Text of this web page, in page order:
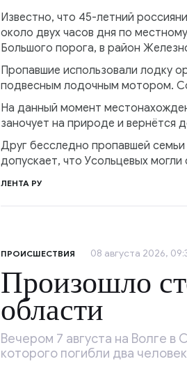
Известно, что 45-летний
около двух часов дня по
Большого порога, в район
Пропавшие использовали лодку
подвесным лодочным мотором.
На данный момент
заночует на природе и вернётся
Друг бесследно пропавшей
допускает, что Усольцевых могли
ЛЕНТА РУ
ПРОИСШЕСТВИЯ 08 августа 2026,
Произошло
области
Вечером 7 августа на Волге
которого погибли два